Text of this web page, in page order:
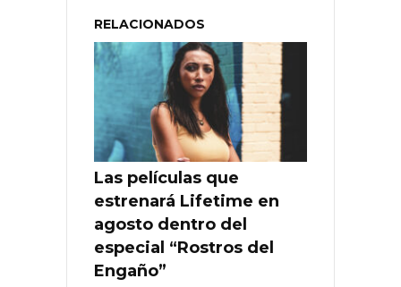
RELACIONADOS
Las películas que
estrenará Lifetime en
agosto dentro del
especial “Rostros del
Engaño”